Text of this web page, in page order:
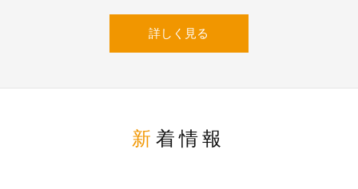
詳しく見る
新着情報